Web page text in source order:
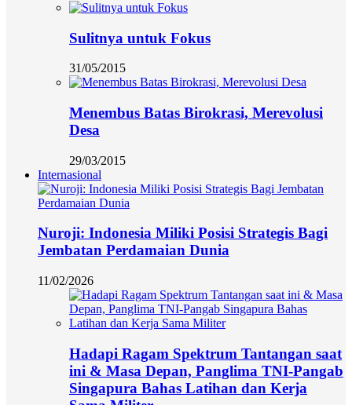
Sulitnya untuk Fokus
31/05/2015
Menembus Batas Birokrasi, Merevolusi
Desa
29/03/2015
Internasional
Nuroji: Indonesia Miliki Posisi Strategis Bagi
Jembatan Perdamaian Dunia
11/02/2026
Hadapi Ragam Spektrum Tantangan saat
ini & Masa Depan, Panglima TNI-Pangab
Singapura Bahas Latihan dan Kerja